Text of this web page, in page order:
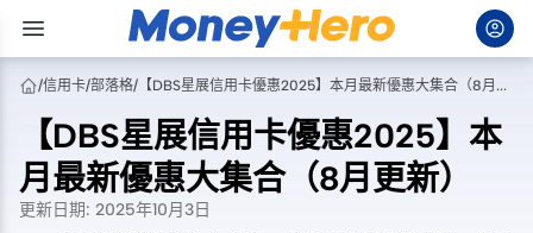
/信用卡/部落格/ 【DBS星展信用卡優惠2025】本月最新優惠大集合（8月更新）
【DBS星展信用卡優惠2025】本
月最新優惠大集合（8月更新）
更新日期: 2025年10月3日